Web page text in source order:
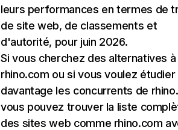
leurs performances en termes de
de site web, de classements et
d'autorité, pour juin 2026.
Si vous cherchez des alternatives à
rhino.com ou si vous voulez étudier
davantage les concurrents de
vous pouvez trouver la liste
des sites web comme rhino.com